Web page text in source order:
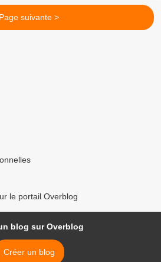
Page suivante >
le portail Overblog
blog sur Overblog
Créer un blog